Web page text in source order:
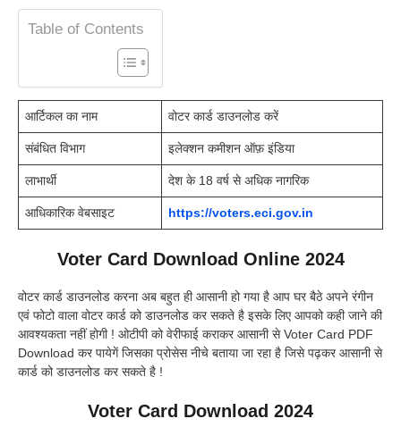
Table of Contents
आर्टिकल का नाम वोटर कार्ड डाउनलोड करें
संबंधित विभाग इलेक्शन कमीशन ऑफ़ इंडिया
लाभार्थी देश के 18 वर्ष से अधिक नागरिक
आधिकारिक वेबसाइट https://voters.eci.gov.in
Voter Card Download Online 2024
वोटर कार्ड डाउनलोड करना अब बहुत ही आसानी हो गया है आप घर बैठे अपने रंगीन
एवं फोटो वाला वोटर कार्ड को डाउनलोड कर सकते है इसके लिए आपको कही जाने की
आवश्यकता नहीं होगी ! ओटीपी को वेरीफाई कराकर आसानी से Voter Card PDF
Download कर पायेगें जिसका प्रोसेस नीचे बताया जा रहा है जिसे पढ़कर आसानी से
कार्ड को डाउनलोड कर सकते है !
Voter Card Download 2024